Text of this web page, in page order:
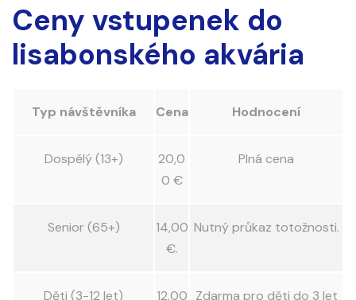
Ceny vstupenek do
lisabonského akvária
Typ návštěvníka Cena Hodnocení
Dospělý (13+)
20,0
0 €
Plná cena
Senior (65+)
14,00
€.
Nutný průkaz totožnosti.
Děti (3-12 let) 12,00 Zdarma pro děti do 3 let